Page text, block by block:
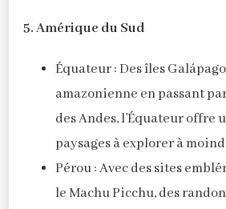
5. Amérique du Sud
Équateur : Des îles
amazonienne en passant
des Andes, l’Équateur offre
paysages à explorer à
Pérou : Avec des sites
le Machu Picchu, des